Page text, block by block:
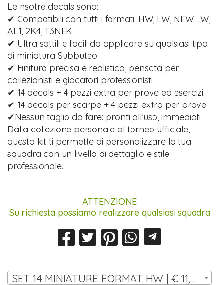
Le nsotre decals sono:
✔ Compatibili con tutti i formati: HW, LW, NEW LW,
AL1, 2K4, T3NEK
✔ Ultra sottili e facili da applicare su qualsiasi tipo
di miniatura Subbuteo
✔ Finitura precisa e realistica, pensata per
collezionisti e giocatori professionisti
✔ 14 decals + 4 pezzi extra per prove ed esercizi
✔ 14 decals per scarpe + 4 pezzi extra per prove
✔Nessun taglio da fare: pronti all’uso, immediati
Dalla collezione personale al torneo ufficiale,
questo kit ti permette di personalizzare la tua
squadra con un livello di dettaglio e stile
professionale.
ATTENZIONE
Su richiesta possiamo realizzare qualsiasi squadra
SET 14 MINIATURE FORMAT HW | € 11,00